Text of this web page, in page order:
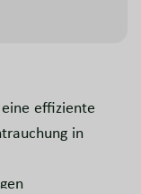
effiziente
in